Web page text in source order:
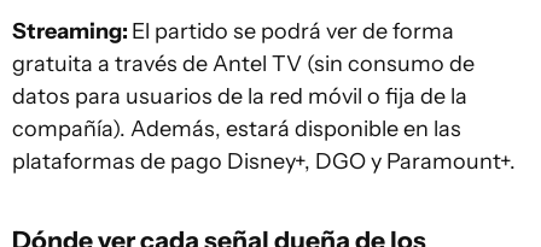
Streaming: El partido se podrá ver de forma
gratuita a través de Antel TV (sin consumo de
datos para usuarios de la red móvil o fija de la
compañía). Además, estará disponible en las
plataformas de pago Disney+, DGO y Paramount+.
Dónde ver cada señal dueña de los